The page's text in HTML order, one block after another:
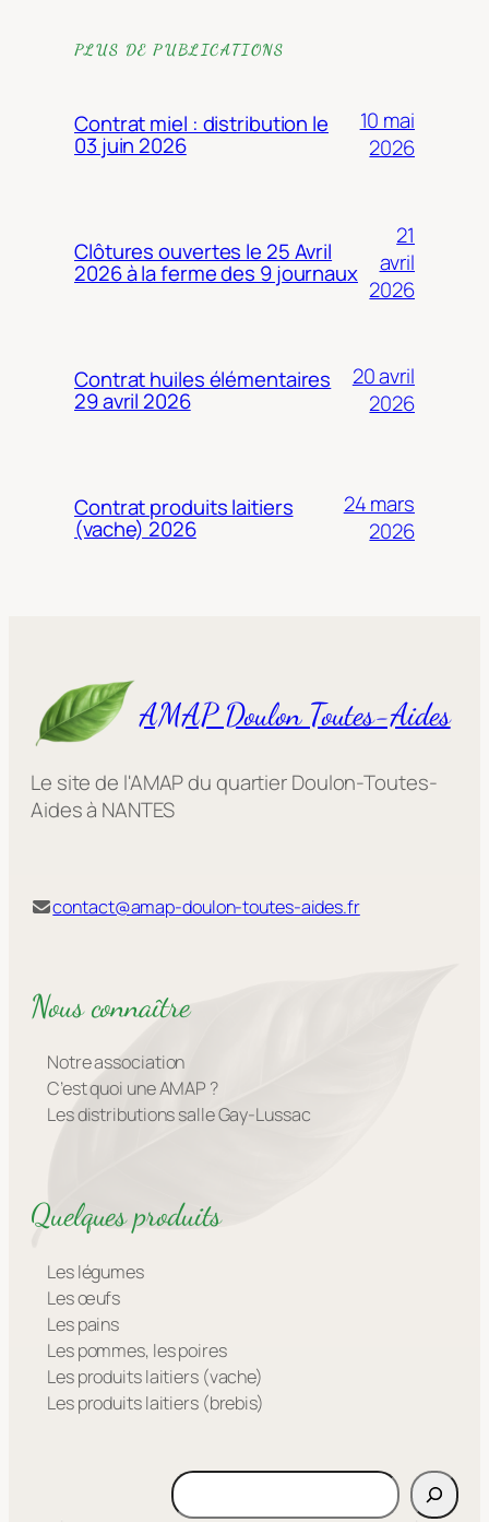
PLUS DE PUBLICATIONS
Contrat miel : distribution le
03 juin 2026
10 mai
2026
Clôtures ouvertes le 25 Avril
2026 à la ferme des 9 journaux
21
avril
2026
Contrat huiles élémentaires
29 avril 2026
20 avril
2026
Contrat produits laitiers
(vache) 2026
24 mars
2026
AMAP Doulon Toutes-Aides
Le site de l'AMAP du quartier Doulon-Toutes-
Aides à NANTES
contact@amap-doulon-toutes-aides.fr
Nous connaître
Notre association
C’est quoi une AMAP ?
Les distributions salle Gay-Lussac
Quelques produits
Les légumes
Les œufs
Les pains
Les pommes, les poires
Les produits laitiers (vache)
Les produits laitiers (brebis)
Rechercher